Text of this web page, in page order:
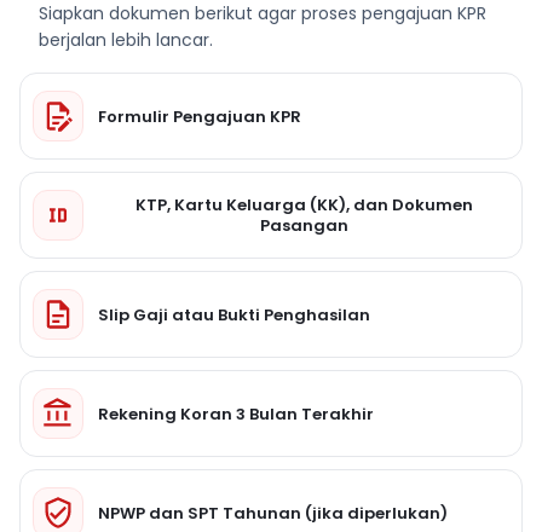
Siapkan dokumen berikut agar proses pengajuan KPR
berjalan lebih lancar.
Formulir Pengajuan KPR
KTP, Kartu Keluarga (KK), dan Dokumen
Pasangan
Slip Gaji atau Bukti Penghasilan
Rekening Koran 3 Bulan Terakhir
NPWP dan SPT Tahunan (jika diperlukan)